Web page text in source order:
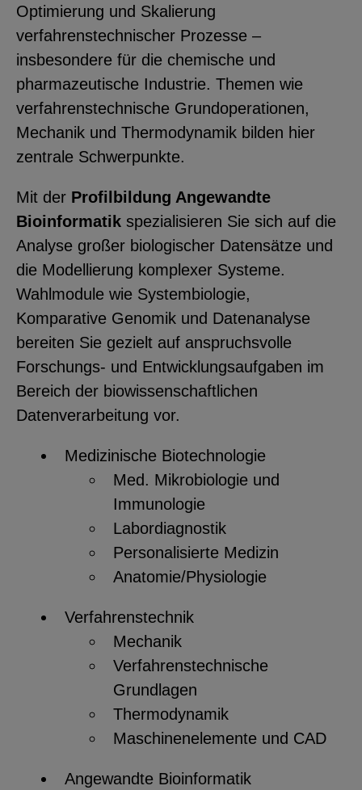
Optimierung und Skalierung
verfahrenstechnischer Prozesse –
insbesondere für die chemische und
pharmazeutische Industrie. Themen wie
verfahrenstechnische Grundoperationen,
Mechanik und Thermodynamik bilden hier
zentrale Schwerpunkte.
Mit der Profilbildung Angewandte
Bioinformatik spezialisieren Sie sich auf die
Analyse großer biologischer Datensätze und
die Modellierung komplexer Systeme.
Wahlmodule wie Systembiologie,
Komparative Genomik und Datenanalyse
bereiten Sie gezielt auf anspruchsvolle
Forschungs- und Entwicklungsaufgaben im
Bereich der biowissenschaftlichen
Datenverarbeitung vor.
Medizinische Biotechnologie
Med. Mikrobiologie und
Immunologie
Labordiagnostik
Personalisierte Medizin
Anatomie/Physiologie
Verfahrenstechnik
Mechanik
Verfahrenstechnische
Grundlagen
Thermodynamik
Maschinenelemente und CAD
Angewandte Bioinformatik